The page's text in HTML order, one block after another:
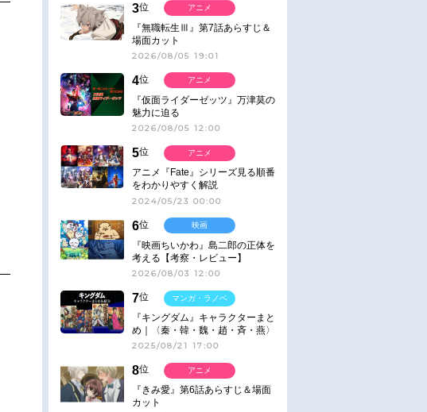
3位
『無職転生Ⅲ』第7話あらすじ＆
場面カット
2026/08/05 19:01
アニメ
4位
『仮面ライダーゼッツ』万津莫の
魅力に迫る
2026/08/05 12:00
アニメ
5位
アニメ『Fate』シリーズ見る順番
をわかりやすく解説
2024/05/23 00:00
アニメ
6位
『映画ちいかわ』島二郎の正体を
考える【考察・レビュー】
2026/08/03 12:00
映画
7位
『キングダム』キャラクターまと
め｜〈秦・韓・魏・趙・斉・燕〉
2025/08/21 17:00
マンガ・ラノベ
8位
『きみ愛』第6話あらすじ＆場面
カット
アニメ